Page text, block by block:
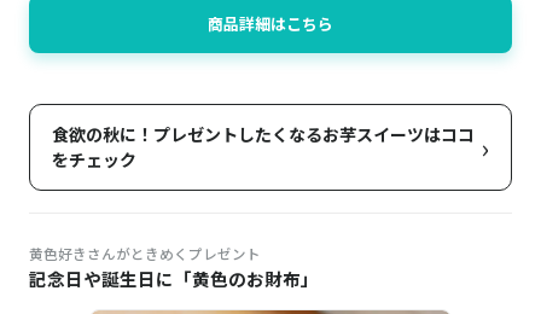
商品詳細はこちら
食欲の秋に！プレゼントしたくなるお芋スイーツはココ
をチェック
›
黄色好きさんがときめくプレゼント
記念日や誕生日に「黄色のお財布」